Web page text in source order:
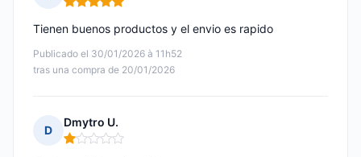
Nota: 5 de 5
Publicado el 30/01/2026 à 11h52
tras una compra de 20/01/2026
Tienen buenos productos y el envio es rapido
D
Dmytro U.
Nota: 1 de 5